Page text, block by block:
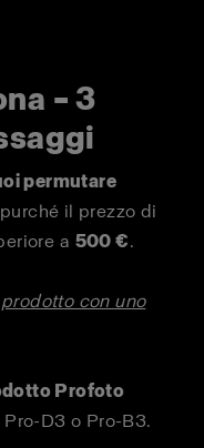
– 3
permutare
il prezzo di
a 500 €.
con uno
Profoto
D3 o Pro-B3.